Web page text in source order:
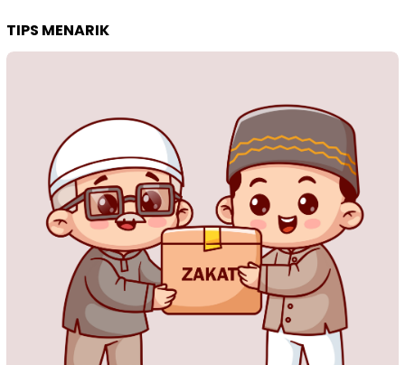
TIPS MENARIK